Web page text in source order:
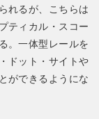
れるが、こちらは
ティカル・スコー
。一体型レールを
ドット・サイトや
ができるようにな